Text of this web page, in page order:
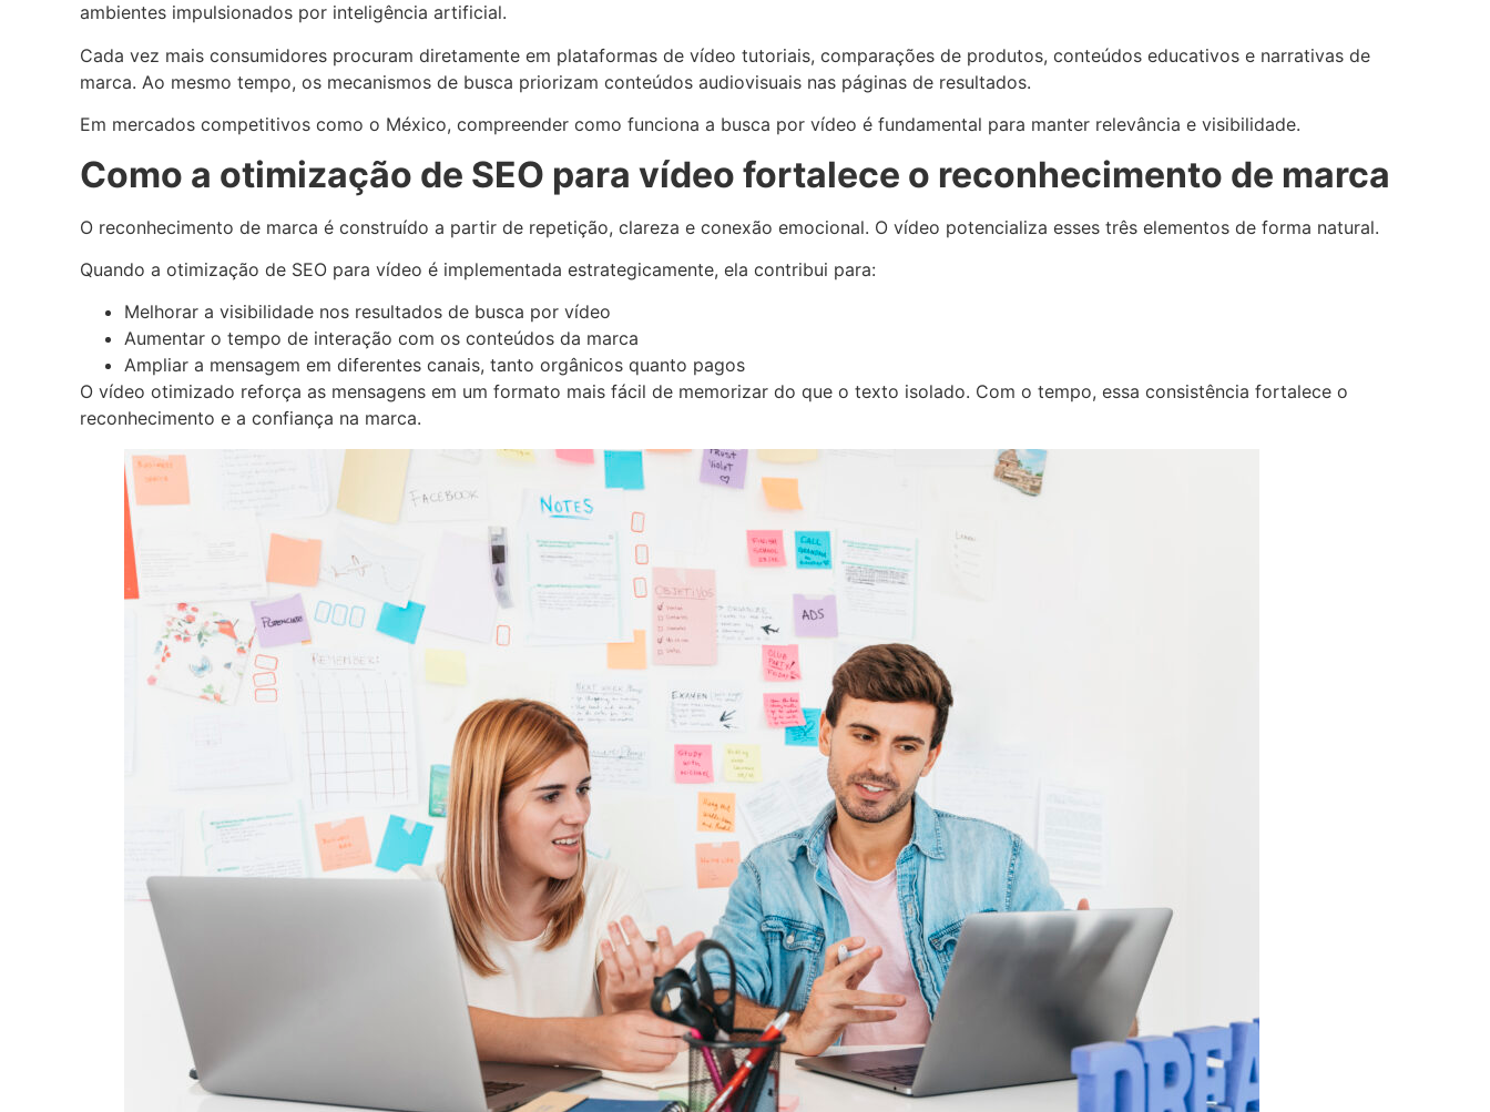
ambientes impulsionados por inteligência artificial.
Cada vez mais consumidores procuram diretamente em plataformas de vídeo tutoriais, comparações de produtos, conteúdos educativos e narrativas de
marca. Ao mesmo tempo, os mecanismos de busca priorizam conteúdos audiovisuais nas páginas de resultados.
Em mercados competitivos como o México, compreender como funciona a busca por vídeo é fundamental para manter relevância e visibilidade.
Como a otimização de SEO para vídeo fortalece o reconhecimento de marca
O reconhecimento de marca é construído a partir de repetição, clareza e conexão emocional. O vídeo potencializa esses três elementos de forma natural.
Quando a otimização de SEO para vídeo é implementada estrategicamente, ela contribui para:
Melhorar a visibilidade nos resultados de busca por vídeo
Aumentar o tempo de interação com os conteúdos da marca
Ampliar a mensagem em diferentes canais, tanto orgânicos quanto pagos
O vídeo otimizado reforça as mensagens em um formato mais fácil de memorizar do que o texto isolado. Com o tempo, essa consistência fortalece o
reconhecimento e a confiança na marca.